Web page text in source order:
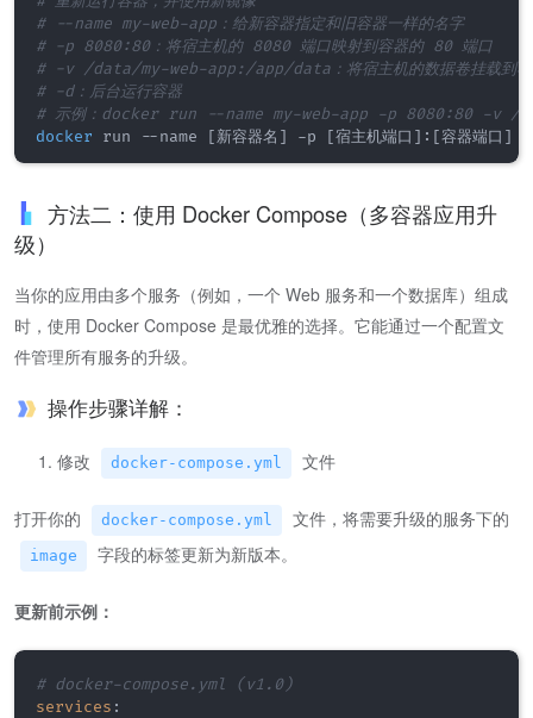
# --name my-web-app：给新容器指定和旧容器一样的名字
# -p 8080:80：将宿主机的 8080 端口映射到容器的 80 端口
# -v /data/my-web-app:/app/data：将宿主机的数据卷挂载到容
# -d：后台运行容器
# 示例：docker run --name my-web-app -p 8080:80 -v /
docker run --name [新容器名 ] -p [宿主机端口 ] : [容器端口 ]
方法二：使用 Docker Compose（多容器应用升
级）
当你的应用由多个服务（例如，一个 Web 服务和一个数据库）组成
时，使用 Docker Compose 是最优雅的选择。它能通过一个配置文
件管理所有服务的升级。
操作步骤详解：
修改 docker-compose.yml 文件
打开你的 docker-compose.yml 文件，将需要升级的服务下的
image 字段的标签更新为新版本。
更新前示例：
# docker-compose.yml (v1.0)
services :